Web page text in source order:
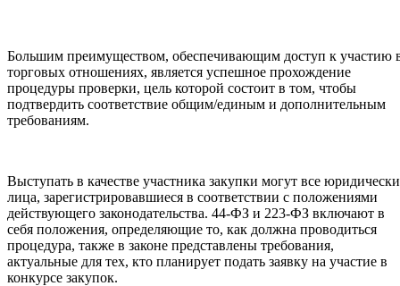
Большим преимуществом, обеспечивающим доступ к участию
торговых отношениях, является успешное прохождение
процедуры проверки, цель которой состоит в том, чтобы
подтвердить соответствие общим/единым и дополнительным
требованиям.
Выступать в качестве участника закупки могут все
лица, зарегистрировавшиеся в соответствии с положениями
действующего законодательства. 44-ФЗ и 223-ФЗ включают в
себя положения, определяющие то, как должна проводиться
процедура, также в законе представлены требования,
актуальные для тех, кто планирует подать заявку на участие в
конкурсе закупок.